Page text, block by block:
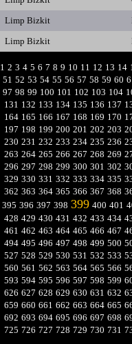
Limp Bizkit
Limp Bizkit
1 2 3 4 5 6 7 8 9 10 11 12 13 14
51 52 53 54 55 56 57 58 59 60
97 98 99 100 101 102 103 104
131 132 133 134 135 136 137
164 165 166 167 168 169 170
197 198 199 200 201 202 203
230 231 232 233 234 235 236
263 264 265 266 267 268 269
296 297 298 299 300 301 302
329 330 331 332 333 334 335
362 363 364 365 366 367 368
395 396 397 398 399 400 401
428 429 430 431 432 433 434
461 462 463 464 465 466 467
494 495 496 497 498 499 500
527 528 529 530 531 532 533
560 561 562 563 564 565 566
593 594 595 596 597 598 599
626 627 628 629 630 631 632
659 660 661 662 663 664 665
692 693 694 695 696 697 698
725 726 727 728 729 730 731